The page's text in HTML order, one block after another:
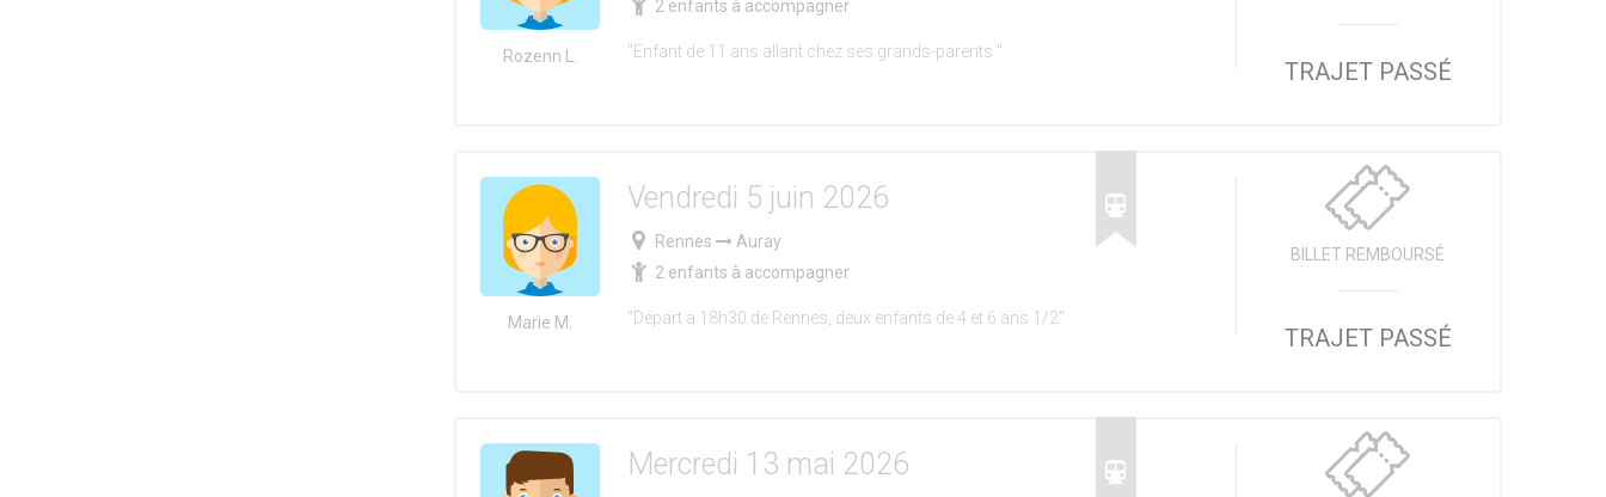
Rozenn L.
2 enfants à accompagner
"Enfant de 11 ans allant chez ses grands-parents "
TRAJET PASSÉ
Marie M.
Vendredi 5 juin 2026
Rennes
Auray
2 enfants à accompagner
"Départ a 18h30 de Rennes, deux enfants de 4 et 6 ans 1/2"
BILLET REMBOURSÉ
TRAJET PASSÉ
Mercredi 13 mai 2026